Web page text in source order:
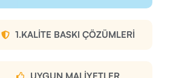
1.KALITE BASKI ÇÖZÜMLERI